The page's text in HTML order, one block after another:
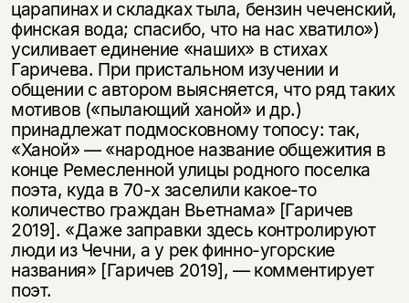
царапинах и складках тыла, бензин чеченский,
финская вода; спасибо, что на нас хватило»)
усиливает единение «наших» в стихах
Гаричева. При пристальном изучении и
общении с автором выясняется, что ряд таких
мотивов («пылающий ханой» и др.)
принадлежат подмосковному топосу: так,
«Ханой» — «народное название общежития в
конце Ремесленной улицы родного поселка
поэта, куда в 70-х заселили какое-то
количество граждан Вьетнама» [Гаричев
2019]. «Даже заправки здесь контролируют
люди из Чечни, а у рек финно-угорские
названия» [Гаричев 2019], — комментирует
поэт.